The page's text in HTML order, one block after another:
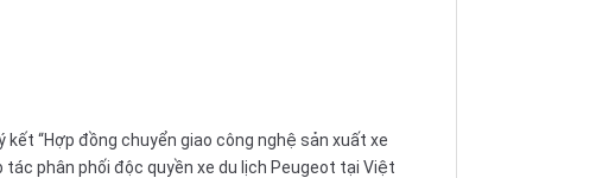
“Hợp đồng chuyển giao công nghệ sản xuất xe
phân phối độc quyền xe du lịch Peugeot tại Việt